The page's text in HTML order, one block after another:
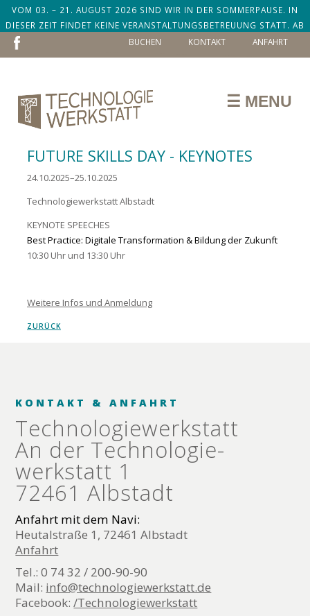
VOM 03. – 21. AUGUST 2026 SIND WIR IN DER SOMMERPAUSE. IN
DIESER ZEIT FINDET KEINE VERANSTALTUNGSBETREUUNG STATT. AB
DEM 24. AUGUST SIND WIR ZURÜCK!
NAVIGATION
ÜBERSPRINGEN
ANFAHRT
KONTAKT
BUCHEN
☰ MENU
FUTURE SKILLS DAY - KEYNOTES
24.10.2025–25.10.2025
Technologiewerkstatt Albstadt
KEYNOTE SPEECHES
Best Practice: Digitale Transformation & Bildung der Zukunft
10:30 Uhr und 13:30 Uhr
Weitere Infos und Anmeldung
ZURÜCK
KONTAKT & ANFAHRT
Technologie­werkstatt
An der Technologie­
werkstatt 1
72461 Albstadt
Anfahrt mit dem Navi:
Heutalstraße 1, 72461 Albstadt
Anfahrt
Tel.: 0 74 32 / 200-90-90
Mail: info@technologiewerkstatt.de
Facebook:/Technologiewerkstatt